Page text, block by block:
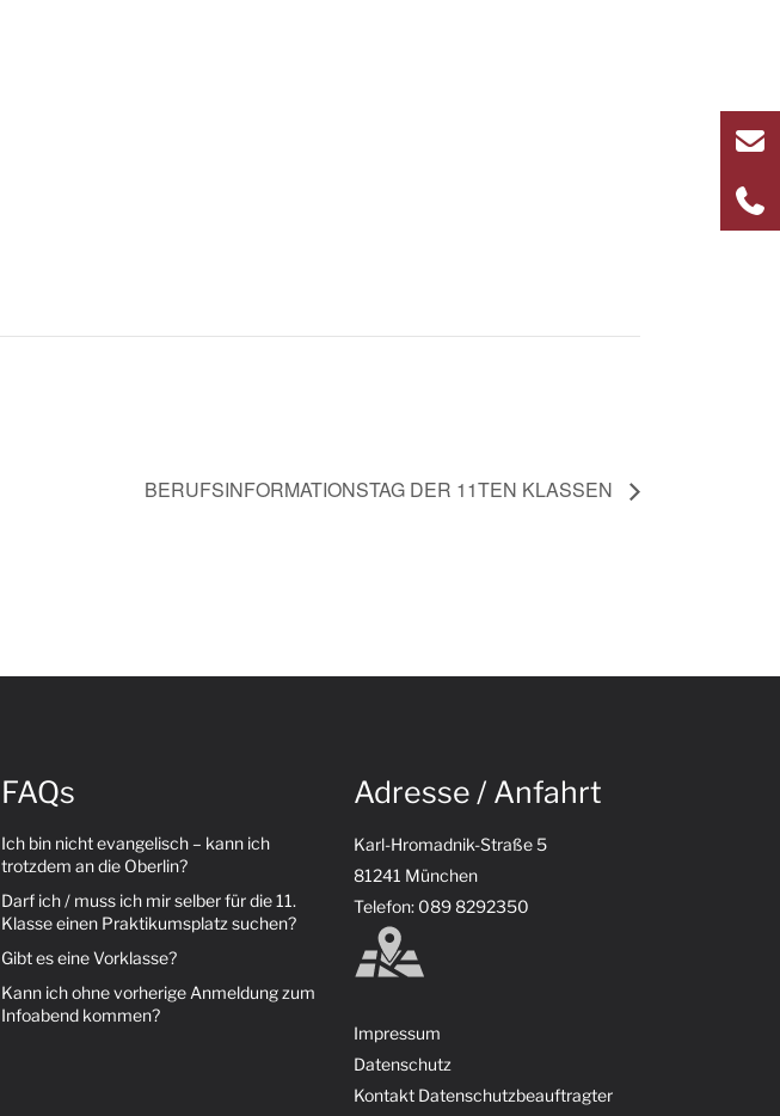
BERUFSINFORMATIONSTAG DER 11TEN KLASSEN
FAQs
Ich bin nicht evangelisch – kann ich
trotzdem an die Oberlin?
Darf ich / muss ich mir selber für die 11.
Klasse einen Praktikumsplatz suchen?
Gibt es eine Vorklasse?
Kann ich ohne vorherige Anmeldung zum
Infoabend kommen?
Adresse / Anfahrt
Karl-Hromadnik-Straße 5
81241 München
Telefon: 089 8292350
Impressum
Datenschutz
Kontakt Datenschutzbeauftragter